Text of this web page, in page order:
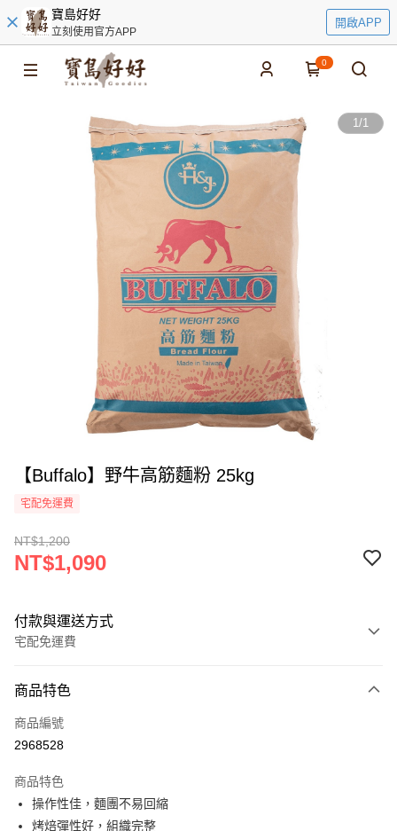
寶島好好
立刻使用官方APP
開啟APP
0
1/1
【Buffalo】野牛高筋麵粉 25kg
宅配免運費
NT$1,200
NT$1,090
付款與運送方式
宅配免運費
信用卡一次付款
LINE Pay
街口支付
商品特色
商品編號
2968528
商品特色
操作性佳，麵團不易回縮
烤焙彈性好，組織完整